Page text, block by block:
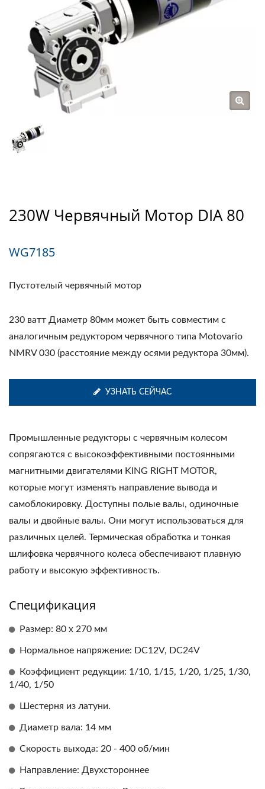
230W Червячный Мотор DIA 80
WG7185
Пустотелый червячный мотор
230 ватт Диаметр 80мм может быть совместим с
аналогичным редуктором червячного типа Motovario
NMRV 030 (расстояние между осями редуктора 30мм).
УЗНАТЬ СЕЙЧАС
Промышленные редукторы с червячным колесом
сопрягаются с высокоэффективными постоянными
магнитными двигателями KING RIGHT MOTOR,
которые могут изменять направление вывода и
самоблокировку. Доступны полые валы, одиночные
валы и двойные валы. Они могут использоваться для
различных целей. Термическая обработка и тонкая
шлифовка червячного колеса обеспечивают плавную
работу и высокую эффективность.
Спецификация
Размер: 80 x 270 мм
Нормальное напряжение: DC12V, DC24V
Коэффициент редукции: 1/10, 1/15, 1/20, 1/25, 1/30,
1/40, 1/50
Шестерня из латуни.
Диаметр вала: 14 мм
Скорость выхода: 20 - 400 об/мин
Направление: Двухстороннее